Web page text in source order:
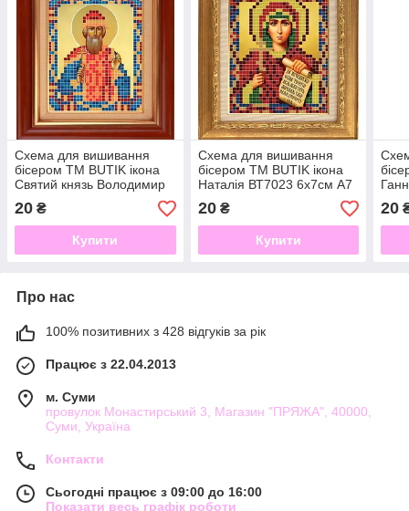
Схема для вишивання
бісером ТМ BUTIK ікона
Святий князь Володимир
ВТ7018 6х7см А7 Атлас
20 ₴
Купити
Схема для вишивання
бісером ТМ BUTIK ікона
Наталія ВТ7023 6х7см А7
Атлас
20₴
Купити
20
Про нас
100% позитивних з 428 відгуків за рік
Працює з 22.04.2013
м. Суми
провулок Монастирський 3, Магазин "ПРЯЖА", 40000,
Суми, Україна
Контакти
Сьогодні працює з 09:00 до 16:00
Показати весь графік роботи